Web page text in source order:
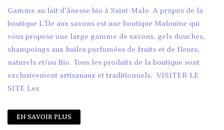
Gamme au lait d'ânesse bio à Saint-Malo A propos de la
boutique L’Île aux savons est une boutique Malouine qui
vous propose une large gamme de savons, gels douches,
shampoings aux huiles parfumées de fruits et de fleurs,
naturels et/ou Bio. Tous les produits de la boutique sont
exclusivement artisanaux et traditionnels. VISITER LE
SITE Les
EN SAVOIR PLUS